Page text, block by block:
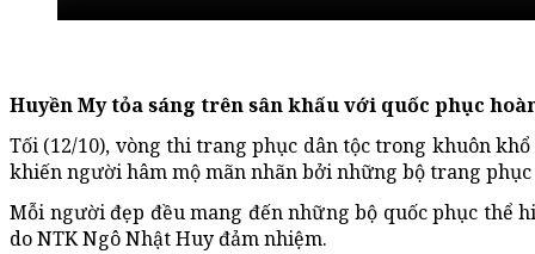
Huyền My tỏa sáng trên sân khấu với quốc phục
Tối (12/10), vòng thi trang phục dân tộc trong khuôn
khiến người hâm mộ mãn nhãn bởi những bộ trang
Mỗi người đẹp đều mang đến những bộ quốc phục thể
do NTK Ngô Nhật Huy đảm nhiệm.